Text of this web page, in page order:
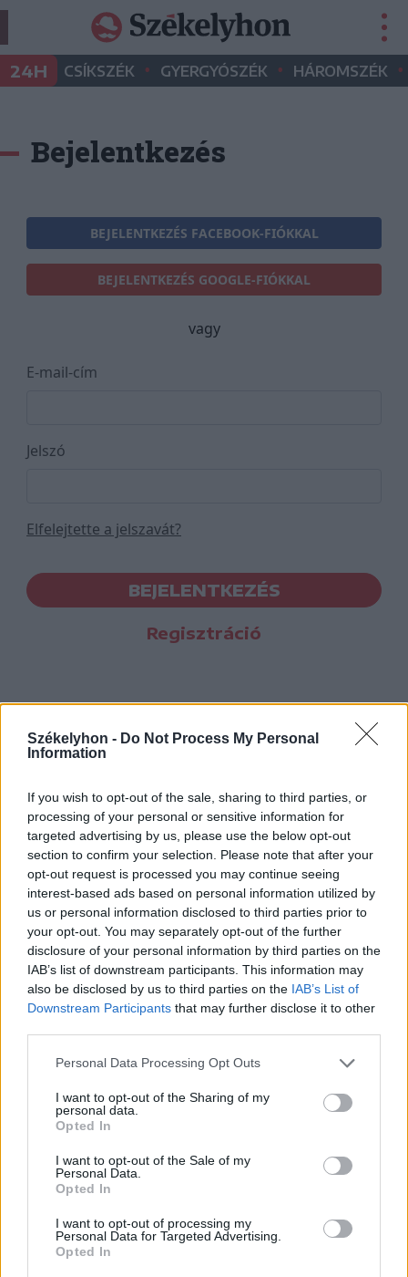
Székelyhon - Do Not Process My Personal
Information
If you wish to opt-out of the sale, sharing to third parties, or
processing of your personal or sensitive information for
targeted advertising by us, please use the below opt-out
section to confirm your selection. Please note that after your
opt-out request is processed you may continue seeing
interest-based ads based on personal information utilized by
us or personal information disclosed to third parties prior to
your opt-out. You may separately opt-out of the further
disclosure of your personal information by third parties on the
IAB’s list of downstream participants. This information may
also be disclosed by us to third parties on the IAB’s List of
Downstream Participants that may further disclose it to other
Personal Data Processing Opt Outs
I want to opt-out of the Sharing of my
personal data.
Opted In
I want to opt-out of the Sale of my
Personal Data.
Opted In
I want to opt-out of processing my
Personal Data for Targeted Advertising.
Opted In
24H CSÍKSZÉK • GYERGYÓSZÉK • HÁROMSZÉK •
Bejelentkezés
BEJELENTKEZÉS FACEBOOK-FIÓKKAL
BEJELENTKEZÉS GOOGLE-FIÓKKAL
vagy
E-mail-cím
Jelszó
Elfelejtette a jelszavát?
BEJELENTKEZÉS
Regisztráció
Hasznos
Impresszum
Szerzői jogok
Adatvédelmi tájékoztató
Cookie-kezelési tájékoztató
Hozzászólási szabályzat
Nyomtatott lapjaink archívuma
Székely Hírmondó archívuma
Sütibeállítások
Médiatér